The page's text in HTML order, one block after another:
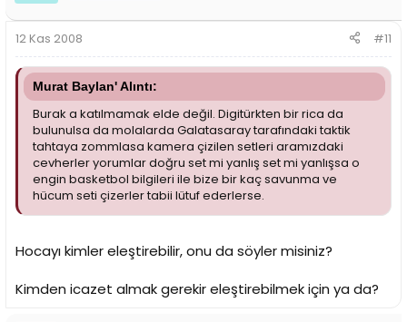
12 Kas 2008 #11
Murat Baylan' Alıntı:
Burak a katılmamak elde değil. Digitürkten bir rica da
bulunulsa da molalarda Galatasaray tarafındaki taktik
tahtaya zommlasa kamera çizilen setleri aramızdaki
cevherler yorumlar doğru set mi yanlış set mi yanlışsa o
engin basketbol bilgileri ile bize bir kaç savunma ve
hücum seti çizerler tabii lütuf ederlerse.
Hocayı kimler eleştirebilir, onu da söyler misiniz?
Kimden icazet almak gerekir eleştirebilmek için ya da?